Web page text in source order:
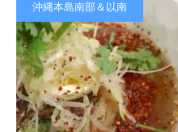
沖縄本島南部＆以南